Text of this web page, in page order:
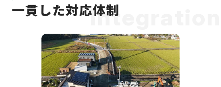
一貫した対応体制Integration